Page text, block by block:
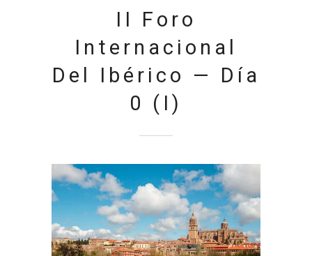
II Foro
Internacional
Del Ibérico — Día
0 (I)